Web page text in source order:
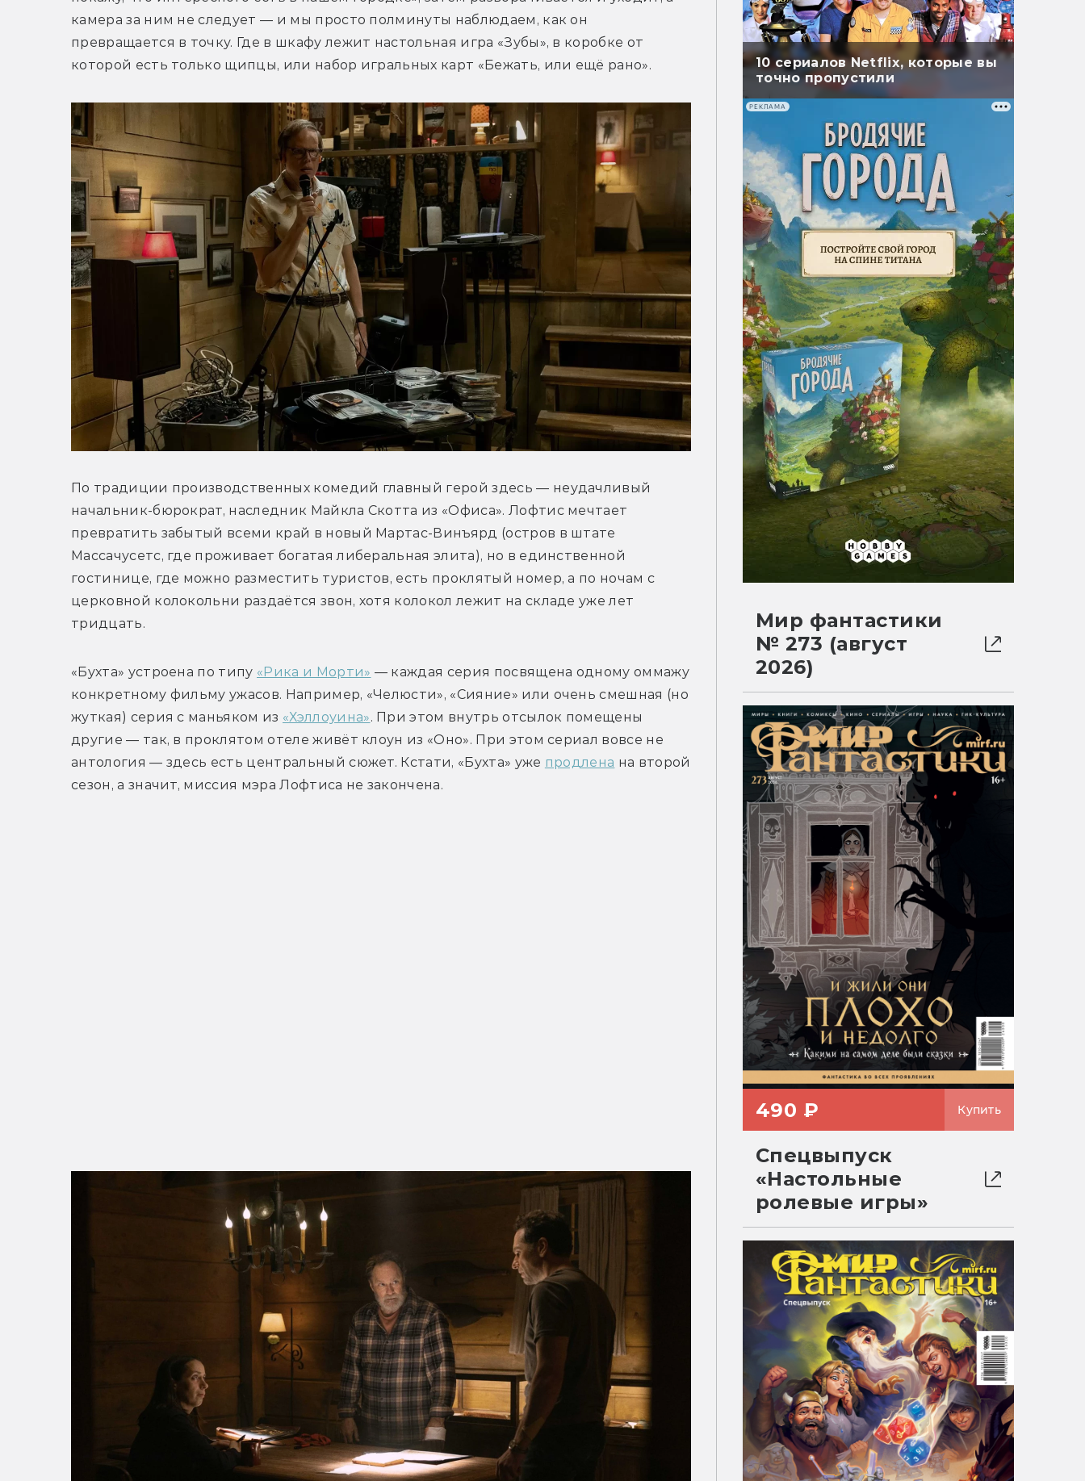
камера за ним не следует — и мы просто полминуты наблюдаем, как он
превращается в точку. Где в шкафу лежит настольная игра «Зубы», в коробке от
которой есть только щипцы, или набор игральных карт «Бежать, или ещё рано».
По традиции производственных комедий главный герой здесь — неудачливый
начальник-бюрократ, наследник Майкла Скотта из «Офиса». Лофтис мечтает
превратить забытый всеми край в новый Мартас-Винъярд (остров в штате
Массачусетс, где проживает богатая либеральная элита), но в единственной
гостинице, где можно разместить туристов, есть проклятый номер, а по ночам с
церковной колокольни раздаётся звон, хотя колокол лежит на складе уже лет
тридцать.
«Бухта» устроена по типу «Рика и Морти» — каждая серия посвящена одному оммажу
конкретному фильму ужасов. Например, «Челюсти», «Сияние» или очень смешная (но
жуткая) серия с маньяком из «Хэллоуина». При этом внутрь отсылок помещены
другие — так, в проклятом отеле живёт клоун из «Оно». При этом сериал вовсе не
антология — здесь есть центральный сюжет. Кстати, «Бухта» уже продлена на второй
сезон, а значит, миссия мэра Лофтиса не закончена.
10 сериалов Netflix, которые вы
точно пропустили
РЕКЛАМА
Мир фантастики
№ 273 (август
2026)
490 ₽ Купить
Спецвыпуск
«Настольные
ролевые игры»